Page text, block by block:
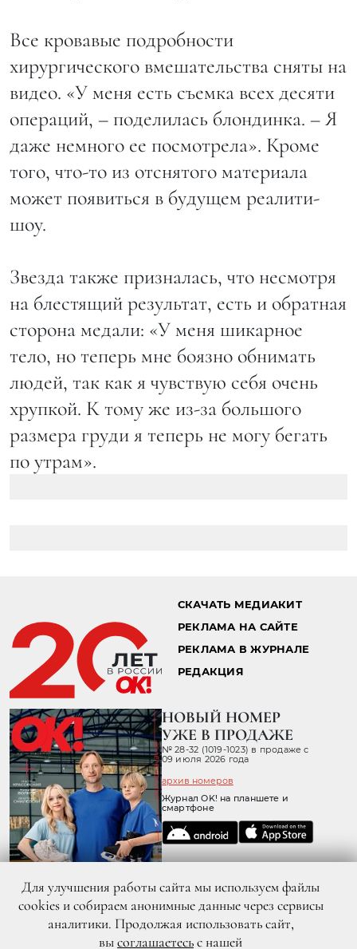
Все кровавые подробности
хирургического вмешательства сняты на
видео. «У меня есть съемка всех десяти
операций, – поделилась блондинка. – Я
даже немного ее посмотрела». Кроме
того, что-то из отснятого материала
может появиться в будущем реалити-
шоу.
Звезда также призналась, что несмотря
на блестящий результат, есть и обратная
сторона медали: «У меня шикарное
тело, но теперь мне боязно обнимать
людей, так как я чувствую себя очень
хрупкой. К тому же из-за большого
размера груди я теперь не могу бегать
по утрам».
СКАЧАТЬ МЕДИАКИТ
РЕКЛАМА НА САЙТЕ
РЕКЛАМА В ЖУРНАЛЕ
РЕДАКЦИЯ
НОВЫЙ НОМЕР
УЖЕ В ПРОДАЖЕ
№ 28-32 (1019-1023) в продаже с
09 июля 2026 года
архив номеров
Журнал OK! на планшете и
смартфоне
Для улучшения работы сайта мы используем файлы
cookies и собираем анонимные данные через сервисы
аналитики. Продолжая использовать сайт,
высоглашаетесьс нашей